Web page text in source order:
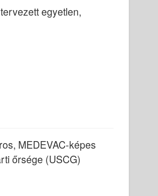
egyetlen,
MEDEVAC-képes
őrsége (USCG)